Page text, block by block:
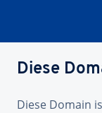
Diese
Diese Domain